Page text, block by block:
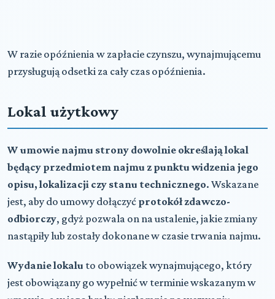
W razie opóźnienia w zapłacie czynszu, wynajmującemu
przysługują odsetki za cały czas opóźnienia.
Lokal użytkowy
W umowie najmu strony dowolnie określają lokal
będący przedmiotem najmu z punktu widzenia jego
opisu, lokalizacji czy stanu technicznego. Wskazane
jest, aby do umowy dołączyć protokół zdawczo-
odbiorczy, gdyż pozwala on na ustalenie, jakie zmiany
nastąpiły lub zostały dokonane w czasie trwania najmu.
Wydanie lokalu to obowiązek wynajmującego, który
jest obowiązany go wypełnić w terminie wskazanym w